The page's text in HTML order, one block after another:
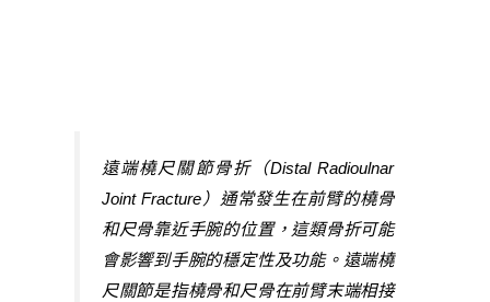
遠端橈尺關節骨折（Distal Radioulnar
Joint Fracture）通常發生在前臂的橈骨
和尺骨靠近手腕的位置，這類骨折可能
會影響到手腕的穩定性及功能。遠端橈
尺關節是指橈骨和尺骨在前臂末端相接